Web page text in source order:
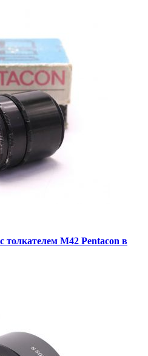
толкателем М42 Pentacon в